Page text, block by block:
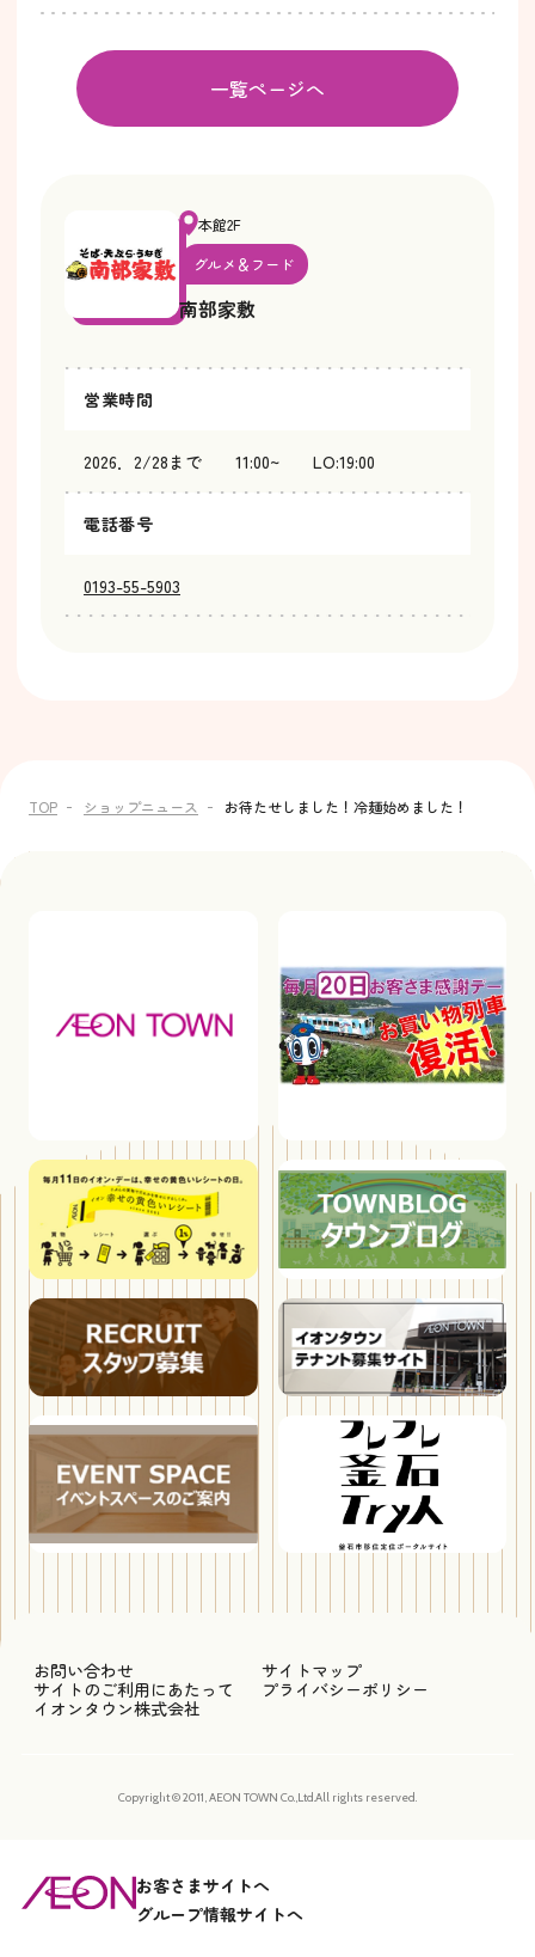
一覧ページへ
本館2F
グルメ＆フード
南部家敷
営業時間
2026．2/28まで 11:00~ LO:19:00
電話番号
0193-55-5903
TOP ショップニュース お待たせしました！冷麺始めました！
お問い合わせ
サイトマップ
サイトのご利用にあたって
プライバシーポリシー
イオンタウン株式会社
Copyright © 2011, AEON TOWN Co.,Ltd.All rights reserved.
お客さまサイトへ
グループ情報サイトへ